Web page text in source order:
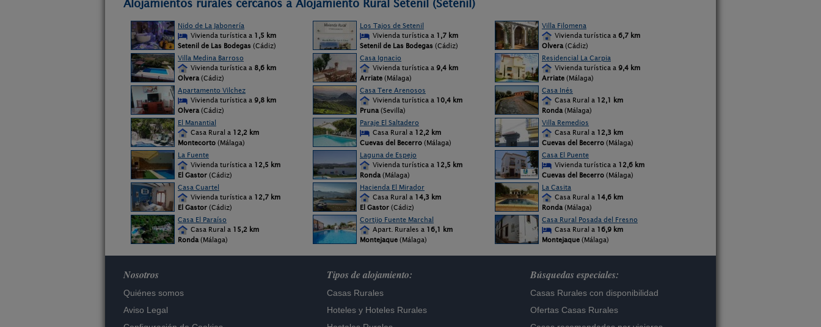
Alojamientos rurales cercanos a Alojamiento Rural Setenil (Setenil)
Nido de La Jabonería
Vivienda turística a 1,5 km
Setenil de Las Bodegas (Cádiz)
Los Tajos de Setenil
Vivienda turística a 1,7 km
Setenil de Las Bodegas (Cádiz)
Villa Filomena
Vivienda turística a 6,7 km
Olvera (Cádiz)
Villa Medina Barroso
Vivienda turística a 8,6 km
Olvera (Cádiz)
Casa Ignacio
Vivienda turística a 9,4 km
Arriate (Málaga)
Residencial La Carpia
Vivienda turística a 9,4 km
Arriate (Málaga)
Apartamento Vilchez
Vivienda turística a 9,8 km
Olvera (Cádiz)
Casa Tere Arenosos
Vivienda turística a 10,4 km
Pruna (Sevilla)
Casa Inés
Casa Rural a 12,1 km
Ronda (Málaga)
El Manantial
Casa Rural a 12,2 km
Montecorto (Málaga)
Paraje El Saltadero
Casa Rural a 12,2 km
Cuevas del Becerro (Málaga)
Villa Remedios
Casa Rural a 12,3 km
Cuevas del Becerro (Málaga)
La Fuente
Vivienda turística a 12,5 km
El Gastor (Cádiz)
Laguna de Espejo
Vivienda turística a 12,5 km
Ronda (Málaga)
Casa El Puente
Vivienda turística a 12,6 km
Cuevas del Becerro (Málaga)
Casa Cuartel
Vivienda turística a 12,7 km
El Gastor (Cádiz)
Hacienda El Mirador
Casa Rural a 14,3 km
El Gastor (Cádiz)
La Casita
Casa Rural a 14,6 km
Ronda (Málaga)
Casa El Paraíso
Casa Rural a 15,2 km
Ronda (Málaga)
Cortijo Fuente Marchal
Apart. Rurales a 16,1 km
Montejaque (Málaga)
Casa Rural Posada del Fresno
Casa Rural a 16,9 km
Montejaque (Málaga)
Nosotros
Quiénes somos
Aviso Legal
Tipos de alojamiento:
Casas Rurales
Hoteles y Hoteles Rurales
Búsquedas especiales:
Casas Rurales con disponibilidad
Ofertas Casas Rurales